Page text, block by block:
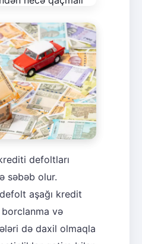
defoltları
səbəb olur.
aşağı kredit
borclanma və
də daxil olmaqla